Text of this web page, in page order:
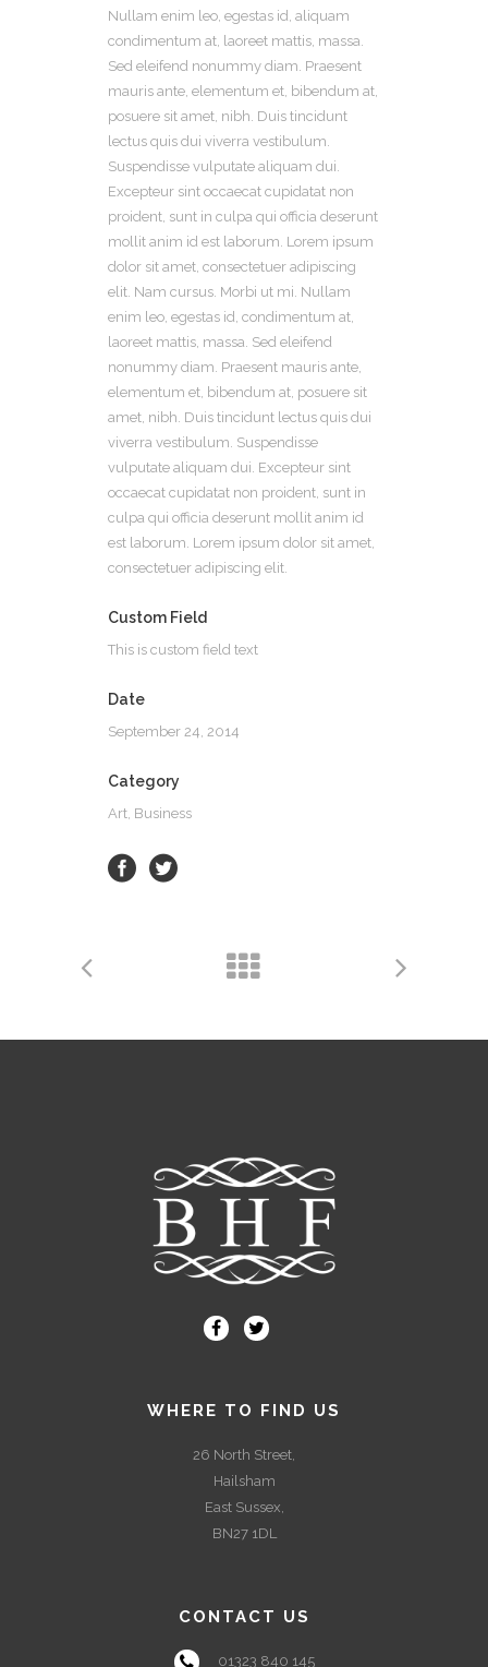
Nullam enim leo, egestas id, aliquam
condimentum at, laoreet mattis, massa.
Sed eleifend nonummy diam. Praesent
mauris ante, elementum et, bibendum at,
posuere sit amet, nibh. Duis tincidunt
lectus quis dui viverra vestibulum.
Suspendisse vulputate aliquam dui.
Excepteur sint occaecat cupidatat non
proident, sunt in culpa qui officia deserunt
mollit anim id est laborum. Lorem ipsum
dolor sit amet, consectetuer adipiscing
elit. Nam cursus. Morbi ut mi. Nullam
enim leo, egestas id, condimentum at,
laoreet mattis, massa. Sed eleifend
nonummy diam. Praesent mauris ante,
elementum et, bibendum at, posuere sit
amet, nibh. Duis tincidunt lectus quis dui
viverra vestibulum. Suspendisse
vulputate aliquam dui. Excepteur sint
occaecat cupidatat non proident, sunt in
culpa qui officia deserunt mollit anim id
est laborum. Lorem ipsum dolor sit amet,
consectetuer adipiscing elit.
Custom Field
This is custom field text
Date
September 24, 2014
Category
Art, Business
WHERE TO FIND US
26 North Street,
Hailsham
East Sussex,
BN27 1DL
CONTACT US
01323 840 145